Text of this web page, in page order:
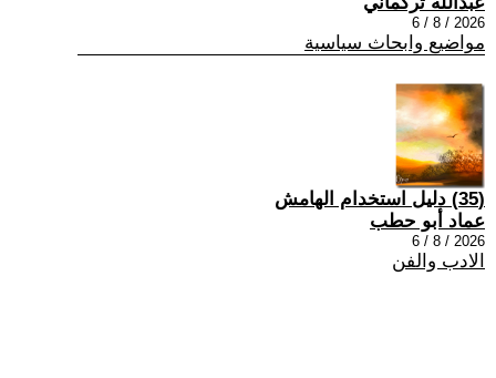
2026 / 8 / 6
مواضيع وابحاث سياسية
(35) دليل استخدام الهامش
عماد أبو حطب
2026 / 8 / 6
الادب والفن